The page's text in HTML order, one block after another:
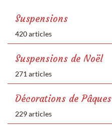
Suspensions
420 articles
Suspensions de Noël
271 articles
Décorations de Pâques
229 articles